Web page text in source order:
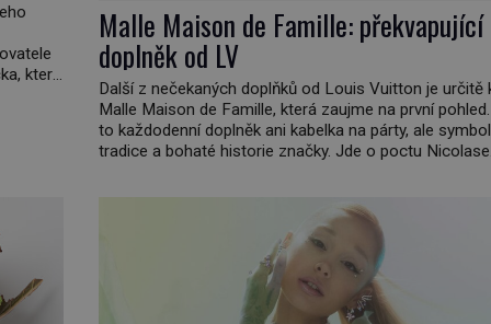
který
Malle Maison de Famille: překvapující
doplněk od LV
Další z nečekaných doplňků od Louis Vuitton je určitě
Malle Maison de Famille, která zaujme na první
to každodenní doplněk ani kabelka na párty, ale symbol
tradice a bohaté historie značky. Jde o poctu Nicolase
Vuitton, které bylo postaveno v roce 1869. […]